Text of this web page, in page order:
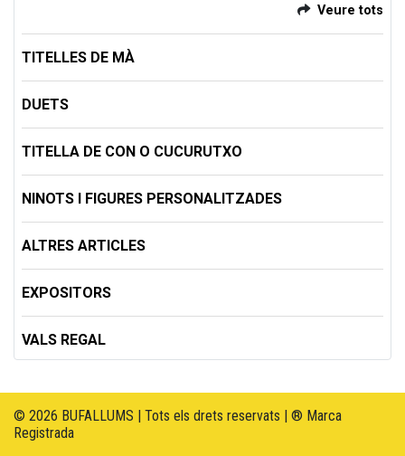
Veure tots
TITELLES DE MÀ
DUETS
TITELLA DE CON O CUCURUTXO
NINOTS I FIGURES PERSONALITZADES
ALTRES ARTICLES
EXPOSITORS
VALS REGAL
© 2026 BUFALLUMS | Tots els drets reservats | ® Marca
Registrada